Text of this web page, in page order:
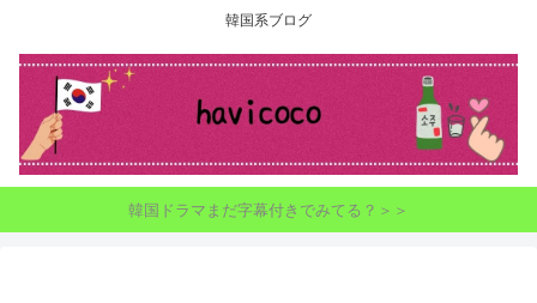
韓国系ブログ
韓国ドラマまだ字幕付きでみてる？＞＞